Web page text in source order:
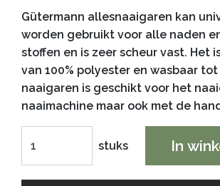
Gütermann allesnaaigaren kan
worden gebruikt voor alle naden
stoffen en is zeer scheur vast. Het
van 100% polyester en wasbaar tot
naaigaren is geschikt voor het
naaimachine maar ook met de
stuks In